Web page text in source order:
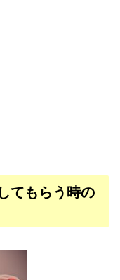
てもらう時の